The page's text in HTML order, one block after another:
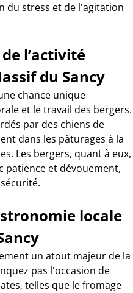
du stress et de l'agitation
l’activité
du Sancy
chance unique
et le travail des bergers.
par des chiens de
dans les pâturages à la
Les bergers, quant à eux,
patience et dévouement,
locale
un atout majeur de la
pas l'occasion de
telles que le fromage